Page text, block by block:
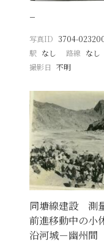
−
写真ID 3704-
駅 なし 路線 なし
撮影日
不明
同塘線建設 測
前進移動中の小
沿河城－幽州間